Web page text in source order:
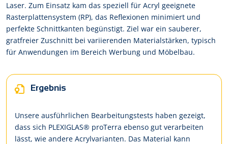
Laser. Zum Einsatz kam das speziell für Acryl geeignete
Rasterplattensystem (RP), das Reflexionen minimiert und
perfekte Schnittkanten begünstigt. Ziel war ein sauberer,
gratfreier Zuschnitt bei variierenden Materialstärken, typisch
für Anwendungen im Bereich Werbung und Möbelbau.
Ergebnis
Unsere ausführlichen Bearbeitungstests haben gezeigt,
dass sich PLEXIGLAS® proTerra ebenso gut verarbeiten
lässt, wie andere Acrylvarianten. Das Material kann